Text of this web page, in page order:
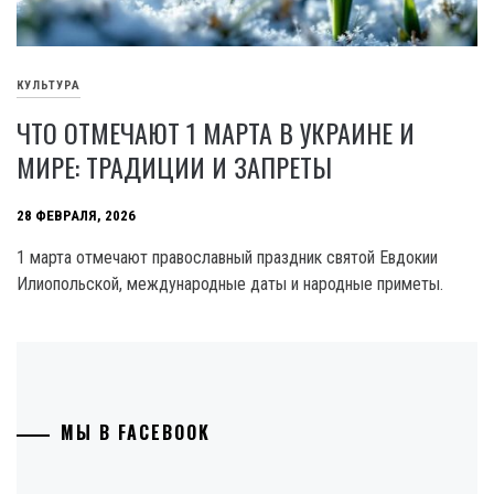
КУЛЬТУРА
ЧТО ОТМЕЧАЮТ 1 МАРТА В УКРАИНЕ И
МИРЕ: ТРАДИЦИИ И ЗАПРЕТЫ
28 ФЕВРАЛЯ, 2026
1 марта отмечают православный праздник святой Евдокии
Илиопольской, международные даты и народные приметы.
МЫ В FACEBOOK